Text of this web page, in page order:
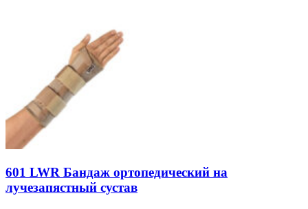
601 LWR Бандаж ортопедический на
лучезапястный сустав